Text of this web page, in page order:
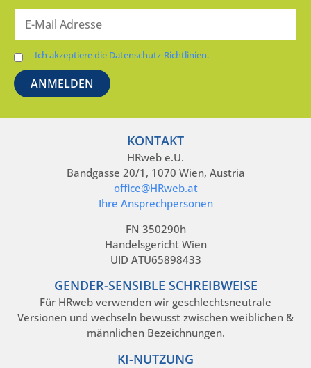
Ich akzeptiere die Datenschutz-Richtlinien.
KONTAKT
HRweb e.U.
Bandgasse 20/1, 1070 Wien, Austria
office@HRweb.at
Ihre Ansprechpersonen
FN 350290h
Handelsgericht Wien
UID ATU65898433
GENDER-SENSIBLE SCHREIBWEISE
Für HRweb verwenden wir geschlechtsneutrale
Versionen und wechseln bewusst zwischen weiblichen &
männlichen Bezeichnungen.
KI-NUTZUNG